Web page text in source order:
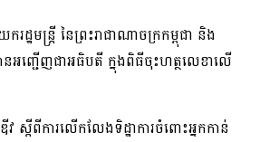
ឋមន្ត្រី​ នៃ​ព្រះរាជាណាចក្រ​កម្ពុជា និង
ជើញ​ជា​អធិបតី ក្នុង​ពិធី​ចុះហត្ថលេខា​លើ​
ស្តីពី​ការលើកលែង​ទិដ្ឋាការ​ចំពោះអ្នក​កាន់​